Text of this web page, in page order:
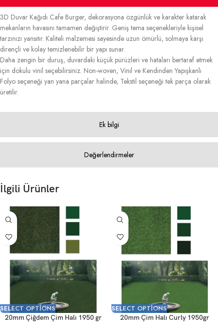
Ek bilgi
Değerlendirmeler
3D Duvar Kağıdı Cafe Burger, dekorasyona özgünlük ve karakter katarak
mekanların havasını tamamen değiştirir. Geniş tema seçenekleriyle kişisel
tarzınızı yansıtır. Kaliteli malzemesi sayesinde uzun ömürlü, solmaya karşı
dirençli ve kolay temizlenebilir bir yapı sunar.
Daha zengin bir duruş, duvardaki küçük pürüzleri ve hataları bertaraf etmek
için dokulu vinil seçebilirsiniz. Non-woven, Vinil ve Kendinden Yapışkanlı
Folyo seçeneği yan yana parçalar halinde, Tekstil seçeneği tek parça olarak
üretilir.
İlgili Ürünler
SELECT OPTIONS
20mm Çiğdem Çim Halı 1950 gr
SELECT OPTIONS
20mm Çim Halı Curly 1950gr